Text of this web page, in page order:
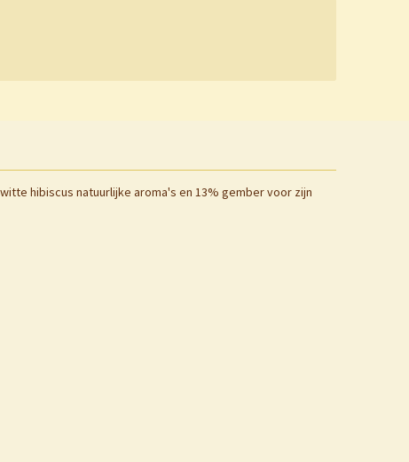
hibiscus natuurlijke aroma's en 13% gember voor zijn